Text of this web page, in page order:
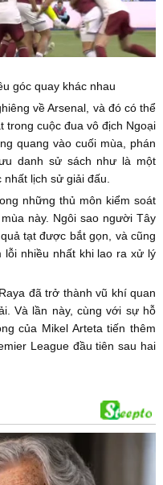
góc quay khác nhau
về Arsenal, và đó có thể
trong cuộc đua vô địch Ngoại
quang vào cuối mùa, phán
danh sử sách như là một
lịch sử giải đấu.
những thủ môn kiểm soát
này. Ngôi sao người Tây
tạt được bắt gọn, và cũng
lỗi nhiều nhất khi lao ra xử lý
đã trở thành vũ khí quan
Và lần này, cùng với sự hỗ
của Mikel Arteta tiến thêm
League đầu tiên sau hai